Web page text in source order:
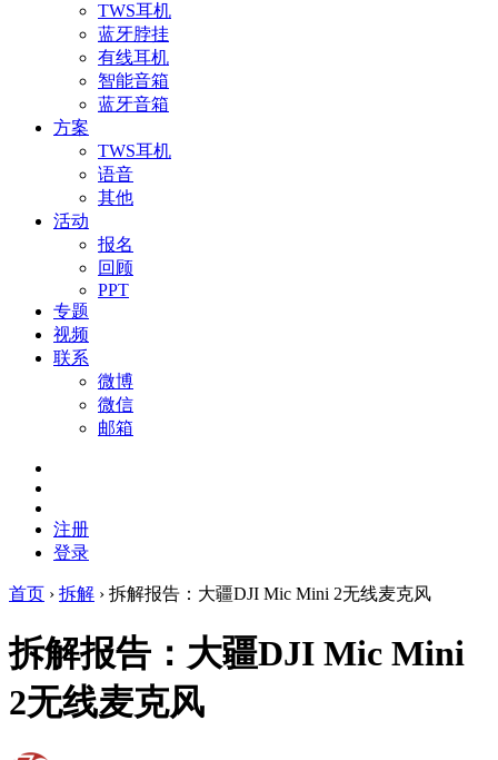
TWS耳机
蓝牙脖挂
有线耳机
智能音箱
蓝牙音箱
方案
TWS耳机
语音
其他
活动
报名
回顾
PPT
专题
视频
联系
微博
微信
邮箱
注册
登录
首页 › 拆解 › 拆解报告：大疆DJI Mic Mini 2无线麦克风
拆解报告：大疆DJI Mic Mini
2无线麦克风